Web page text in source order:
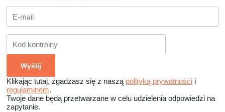
Klikając tutaj, zgadzasz się z naszą polityką prywatności i
regulaminem.
Twoje dane będą przetwarzane w celu udzielenia odpowiedzi na
zapytanie.